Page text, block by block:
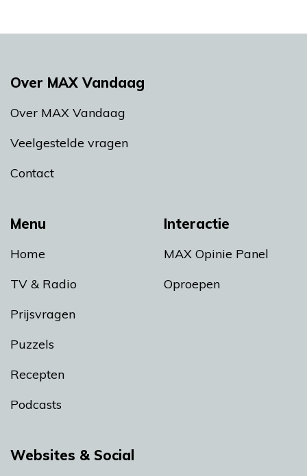
Menu
Home
TV & Radio
Prijsvragen
Puzzels
Recepten
Podcasts
Interactie
MAX Opinie Panel
Oproepen
Over MAX Vandaag
Over MAX Vandaag
Veelgestelde vragen
Contact
Websites & Social